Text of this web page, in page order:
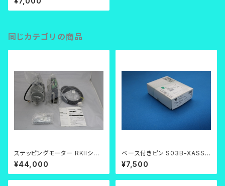
同じカテゴリの商品
ステッピングモーター RKIIシリ
ーズ RKS596AAD-TS30-3
¥44,000
ベース付きピン S03B-XASS-
1N-BN
¥7,500